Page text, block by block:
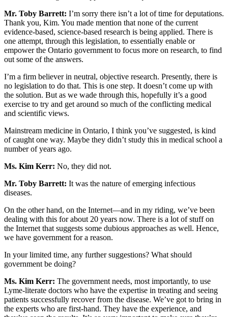
Mr. Toby Barrett: I’m sorry there isn’t a lot of time for deputations.
Thank you, Kim. You made mention that none of the current
evidence-based, science-based research is being applied. There is
one attempt, through this legislation, to essentially enable or
empower the Ontario government to focus more on research, to find
out some of the answers.
I’m a firm believer in neutral, objective research. Presently, there is
no legislation to do that. This is one step. It doesn’t come up with
the solution. But as we wade through this, hopefully it’s a good
exercise to try and get around so much of the conflicting medical
and scientific views.
Mainstream medicine in Ontario, I think you’ve suggested, is kind
of caught one way. Maybe they didn’t study this in medical school a
number of years ago.
Ms. Kim Kerr: No, they did not.
Mr. Toby Barrett: It was the nature of emerging infectious
diseases.
On the other hand, on the Internet—and in my riding, we’ve been
dealing with this for about 20 years now. There is a lot of stuff on
the Internet that suggests some dubious approaches as well. Hence,
we have government for a reason.
In your limited time, any further suggestions? What should
government be doing?
Ms. Kim Kerr: The government needs, most importantly, to use
Lyme-literate doctors who have the expertise in treating and seeing
patients successfully recover from the disease. We’ve got to bring in
the experts who are first-hand. They have the experience, and